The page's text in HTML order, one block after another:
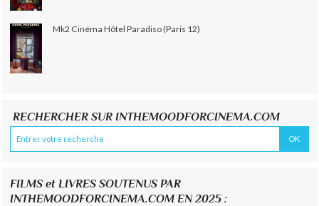
Mk2 Cinéma Hôtel Paradiso (Paris 12)
RECHERCHER SUR INTHEMOODFORCINEMA.COM
FILMS et LIVRES SOUTENUS PAR
INTHEMOODFORCINEMA.COM EN 2025 :